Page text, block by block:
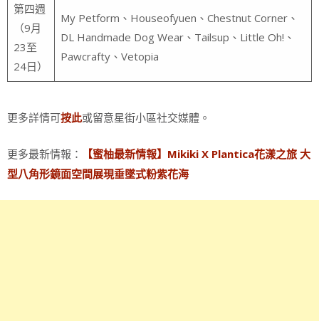
第四週
（9月
23至
24日）
My Petform、Houseofyuen、Chestnut Corner、
DL Handmade Dog Wear、Tailsup、Little Oh!、
Pawcrafty、Vetopia
更多詳情可按此或留意星街小區社交媒體。
更多最新情報：
【蜜柚最新情報】Mikiki X Plantica花漾之旅 大
型八角形鏡面空間展現垂墜式粉紫花海